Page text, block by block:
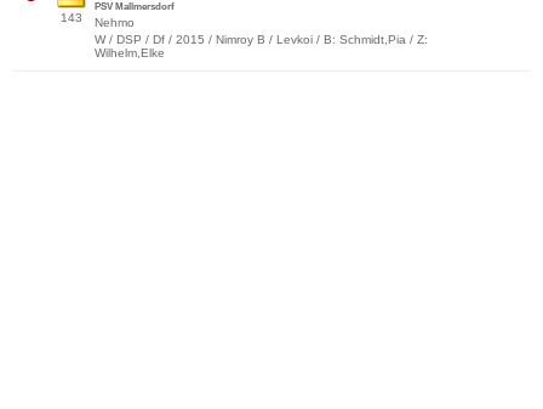
143
PSV Mallmersdorf
Nehmo
W / DSP / Df / 2015 / Nimroy B / Levkoi / B: Schmidt,Pia / Z:
Wilhelm,Elke